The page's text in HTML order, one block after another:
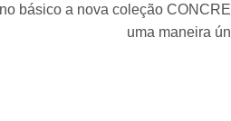
básico a nova coleção
uma maneira